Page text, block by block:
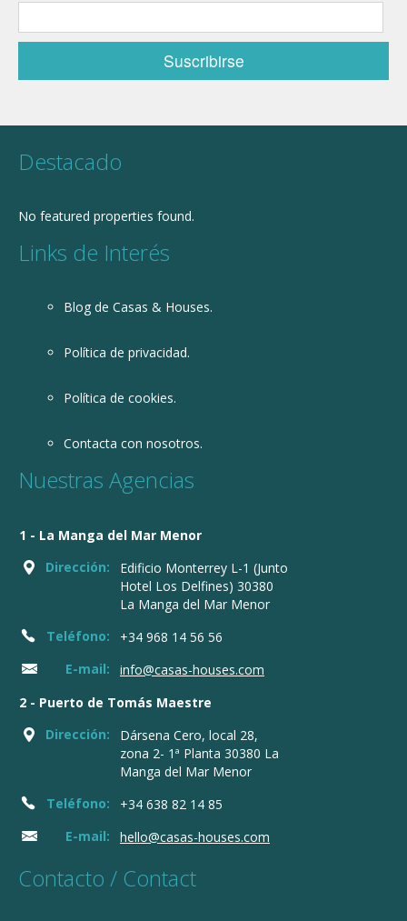
Destacado
No featured properties found.
Links de Interés
Blog de Casas & Houses.
Política de privacidad.
Política de cookies.
Contacta con nosotros.
Nuestras Agencias
1 - La Manga del Mar Menor
Dirección:
Edificio Monterrey L-1 (Junto
Hotel Los Delfines) 30380
La Manga del Mar Menor
Teléfono:
+34 968 14 56 56
E-mail:
info@casas-houses.com
2 - Puerto de Tomás Maestre
Dirección:
Dársena Cero, local 28,
zona 2- 1ª Planta 30380 La
Manga del Mar Menor
Teléfono:
+34 638 82 14 85
E-mail:
hello@casas-houses.com
Contacto / Contact